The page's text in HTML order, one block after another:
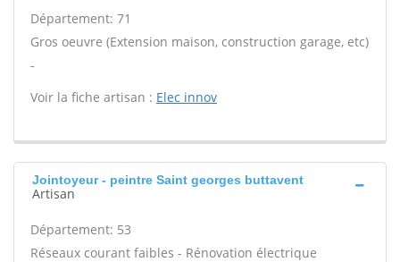
Département: 71
Gros oeuvre (Extension maison, construction garage, etc)
-
Voir la fiche artisan : Elec innov
Jointoyeur - peintre Saint georges buttavent
Artisan
Département: 53
Réseaux courant faibles - Rénovation électrique